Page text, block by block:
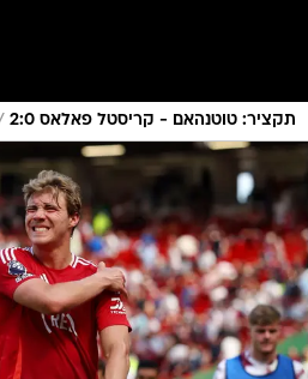
תקציר: טוטנהאם - קריסטל פאלאס 2:0